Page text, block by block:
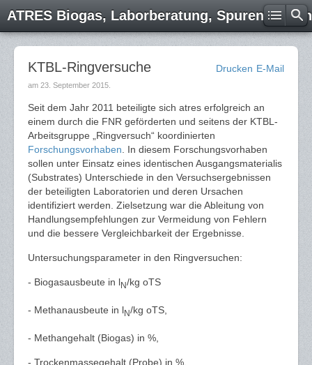
ATRES Biogas, Laborberatung,
E-Mail
Drucken
KTBL-Ringversuche
am 23. September 2015
Seit dem Jahr 2011 beteiligte sich atres erfolgreich an
einem durch die FNR geförderten und seitens der KTBL-
Arbeitsgruppe „Ringversuch“ koordinierten
Forschungsvorhaben . In diesem Forschungsvorhaben
sollen unter Einsatz eines identischen Ausgangsmaterialis
(Substrates) Unterschiede in den Versuchsergebnissen
der beteiligten Laboratorien und deren Ursachen
identifiziert werden. Zielsetzung war die Ableitung von
Handlungsempfehlungen zur Vermeidung von Fehlern
und die bessere Vergleichbarkeit der Ergebnisse.
Untersuchungsparameter in den Ringversuchen:
- Biogasausbeute in lN/kg oTS
- Methanausbeute in lN/kg oTS,
- Methangehalt (Biogas) in %,
- Trockenmassegehalt (Probe) in %,